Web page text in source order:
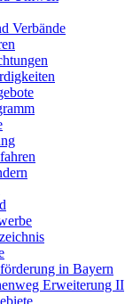
Verbände
in Bayern
Erweiterung II